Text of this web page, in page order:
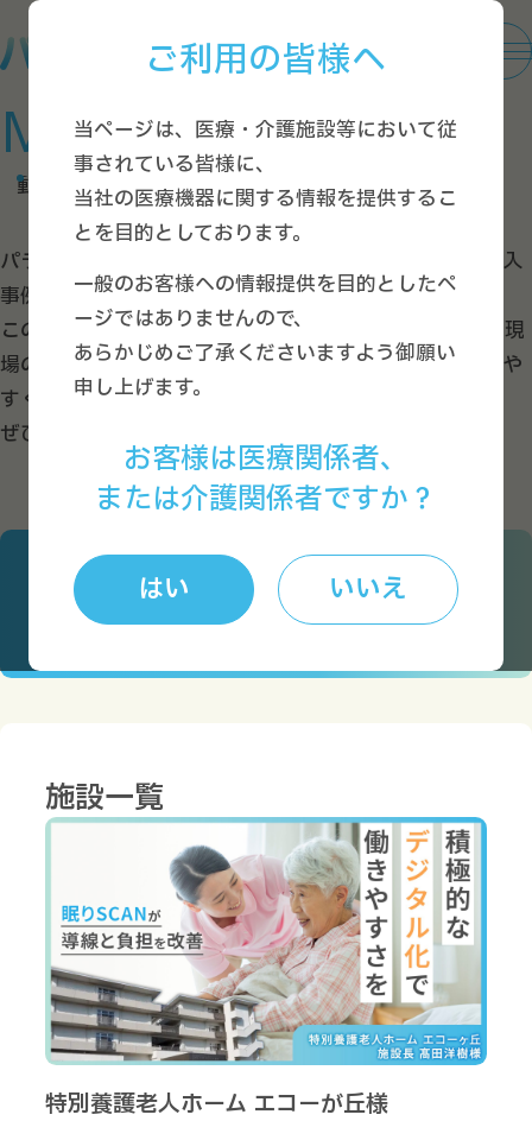
ご利用の皆様へ
当ページは、医療・介護施設等において従
事されている皆様に、
当社の医療機器に関する情報を提供するこ
とを目的としております。
一般のお客様への情報提供を目的としたペ
ージではありませんので、
あらかじめご了承くださいますよう御願い
申し上げます。
お客様は医療関係者、
または介護関係者ですか？
はい いいえ
Movies
動画ギャラリー
パラマウントベッドが提供する見守り支援システムの導入
事例をご紹介します。
この動画では、介護現場での課題をどのように解消し、現
場の負担軽減やケアの質向上に貢献しているかを分かりや
すく解説しています。
ぜひ、介護現場での課題解決にお役立てください。
施設形態・現状の
課題から事例を探す
施設一覧
特別養護老人ホーム エコーが丘様